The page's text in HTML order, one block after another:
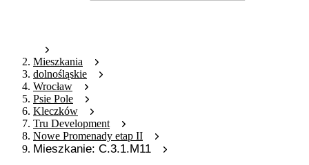
Mieszkania
dolnośląskie
Wrocław
Psie Pole
Kleczków
Tru Development
Nowe Promenady etap II
Mieszkanie: C.3.1.M11